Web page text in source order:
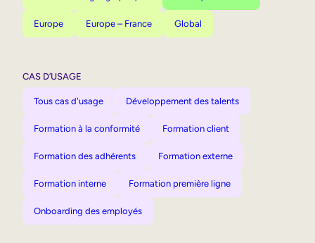
Europe Europe – France Global
CAS D’USAGE
Tous cas d'usage Développement des talents
Formation à la conformité Formation client
Formation des adhérents Formation externe
Formation interne Formation première ligne
Onboarding des employés